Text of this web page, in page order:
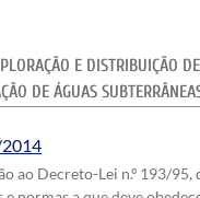
E DISTRIBUIÇÃO
DE ÁGUAS
2014
ao Decreto-Lei n.º 193/95,